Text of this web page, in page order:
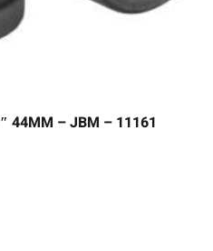
44MM – JBM – 11161